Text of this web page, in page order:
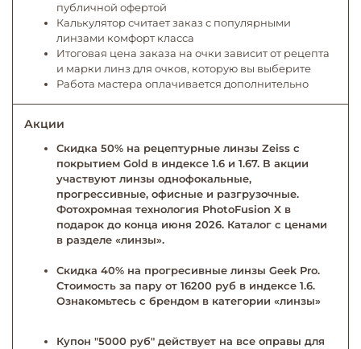
публичной офертой
Калькулятор считает заказ с популярными
линзами комфорт класса
Итоговая цена заказа на очки зависит от рецепта
и марки линз для очков, которую вы выберите
Работа мастера оплачивается дополнительно
Акции
Скидка 50% на рецептурные линзы Zeiss с
покрытием Gold в индексе 1.6 и 1.67. В акции
участвуют линзы однофокальные,
прогрессивные, офисные и разгрузочные.
Фотохромная технология PhotoFusion X в
подарок до конца июня 2026. Каталог с ценами
в разделе «линзы».
Скидка 40% на прогресивные линзы Geek Pro.
Стоимость за пару от 16200 руб в индексе 1.6.
Ознакомьтесь с брендом в категории «линзы»
Купон "5000 руб" действует на все оправы для